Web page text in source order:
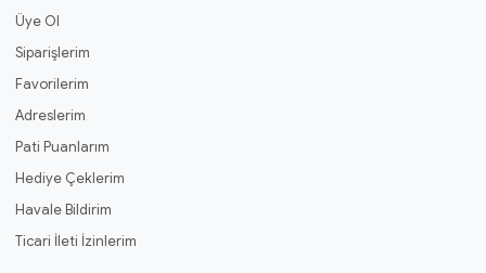
Üye Ol
Siparişlerim
Favorilerim
Adreslerim
Pati Puanlarım
Hediye Çeklerim
Havale Bildirim
Ticari İleti İzinlerim